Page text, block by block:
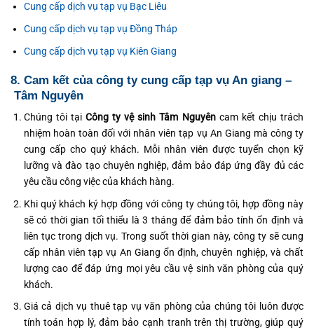
Cung cấp dịch vụ tạp vụ Bạc Liêu
Cung cấp dịch vụ tạp vụ Đồng Tháp
Cung cấp dịch vụ tạp vụ Kiên Giang
8. Cam kết của công ty cung cấp tạp vụ An giang –
Tâm Nguyên
Chúng tôi tạiCông ty vệ sinh Tâm Nguyêncam kết chịu trách
nhiệm hoàn toàn đối với nhân viên tạp vụ An Giang mà công ty
cung cấp cho quý khách. Mỗi nhân viên được tuyển chọn kỹ
lưỡng và đào tạo chuyên nghiệp, đảm bảo đáp ứng đầy đủ các
yêu cầu công việc của khách hàng.
Khi quý khách ký hợp đồng với công ty chúng tôi, hợp đồng này
sẽ có thời gian tối thiểu là 3 tháng để đảm bảo tính ổn định và
liên tục trong dịch vụ. Trong suốt thời gian này, công ty sẽ cung
cấp nhân viên tạp vụ An Giang ổn định, chuyên nghiệp, và chất
lượng cao để đáp ứng mọi yêu cầu vệ sinh văn phòng của quý
khách.
Giá cả dịch vụ thuê tạp vụ văn phòng của chúng tôi luôn được
tính toán hợp lý, đảm bảo cạnh tranh trên thị trường, giúp quý